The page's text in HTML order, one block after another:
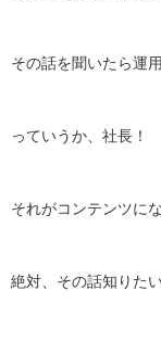
その話を聞いたら運
っていうか、社長！
それがコンテンツに
絶対、その話知りた